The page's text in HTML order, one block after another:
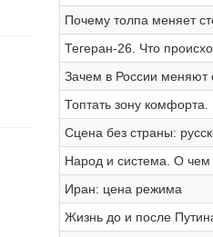
Почему толпа меняет
Тегеран-26. Что
Зачем в России меняют
Топтать зону
Сцена без страны:
Народ и система. О чем
Иран: цена режима
Жизнь до и после